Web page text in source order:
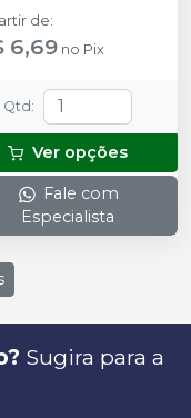
de:
6,69 no Pix
Qtd :
Ver opções
Fale com
Especialista
Sugira para a